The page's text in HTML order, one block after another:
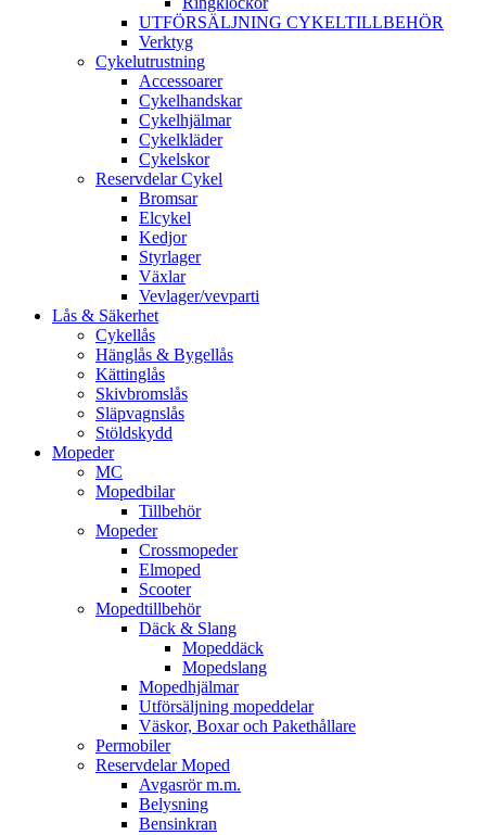
UTFÖRSÄLJNING CYKELTILLBEHÖR
Verktyg
Cykelutrustning
Accessoarer
Cykelhandskar
Cykelhjälmar
Cykelkläder
Cykelskor
Reservdelar Cykel
Bromsar
Elcykel
Kedjor
Styrlager
Växlar
Vevlager/vevparti
Lås & Säkerhet
Cykellås
Hänglås & Bygellås
Kättinglås
Skivbromslås
Släpvagnslås
Stöldskydd
Mopeder
MC
Mopedbilar
Tillbehör
Mopeder
Crossmopeder
Elmoped
Scooter
Mopedtillbehör
Däck & Slang
Mopeddäck
Mopedslang
Mopedhjälmar
Utförsäljning mopeddelar
Väskor, Boxar och Pakethållare
Permobiler
Reservdelar Moped
Avgasrör m.m.
Belysning
Bensinkran